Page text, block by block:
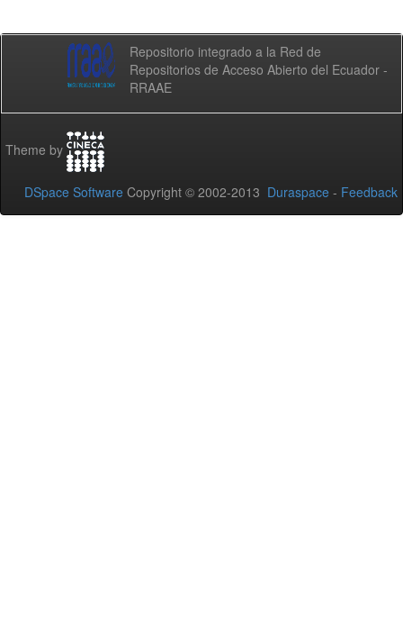
Repositorio integrado a la Red de
Repositorios de Acceso Abierto del Ecuador -
RRAAE
Theme by
DSpace Software Copyright © 2002-2013 Duraspace - Feedback